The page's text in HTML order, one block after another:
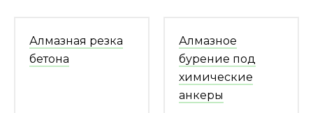
Алмазная резка
бетона
Алмазное
бурение под
химические
анкеры